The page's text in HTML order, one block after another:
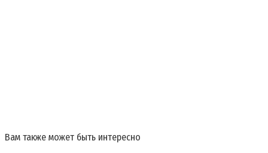
Вам также может быть интересно